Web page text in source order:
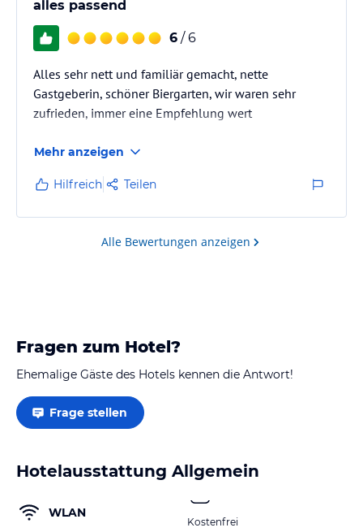
alles passend
6 / 6
Alles sehr nett und familiär gemacht, nette
Gastgeberin, schöner Biergarten, wir waren sehr
zufrieden, immer eine Empfehlung wert
Mehr anzeigen
Hilfreich Teilen
Alle Bewertungen anzeigen
Fragen zum Hotel?
Ehemalige Gäste des Hotels kennen die Antwort!
Frage stellen
Hotelausstattung Allgemein
WLAN
Kostenfrei